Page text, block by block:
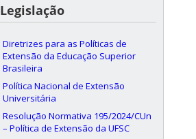
Legislação
Diretrizes para as Políticas de
Extensão da Educação Superior
Brasileira
Política Nacional de Extensão
Universitária
Resolução Normativa 195/2024/CUn
– Política de Extensão da UFSC